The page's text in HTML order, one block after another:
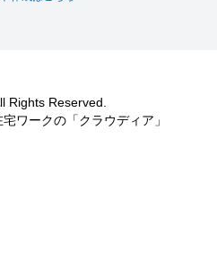
Rights Reserved.
ワークの「クラウディア」